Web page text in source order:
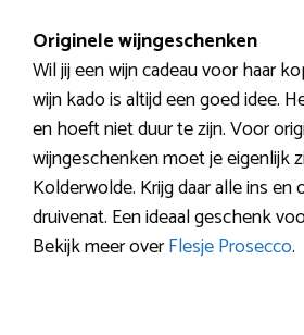
Originele wijngeschenken
Wil jij een wijn cadeau voor haar
wijn kado is altijd een goed idee.
en hoeft niet duur te zijn. Voor
wijngeschenken moet je eigenlijk
Kolderwolde. Krijg daar alle ins
druivenat. Een ideaal geschenk
Bekijk meer overFlesje Prosecco.